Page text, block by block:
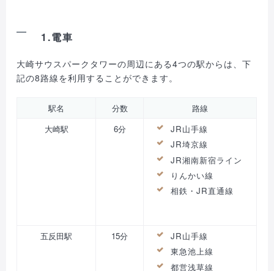
1.電車
大崎サウスパークタワーの周辺にある4つの駅からは、下
記の8路線を利用することができます。
駅名 分数
路線
大崎駅
6分
JR山手線
JR埼京線
JR湘南新宿ライン
りんかい線
相鉄・JR直通線
五反田駅 15分
JR山手線
東急池上線
都営浅草線